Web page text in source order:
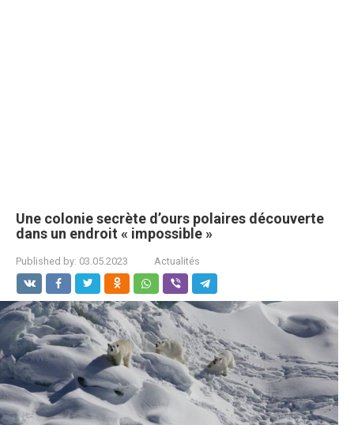
Une colonie secrète d’ours polaires découverte
dans un endroit « impossible »
Published by: 03.05.2023 Actualités